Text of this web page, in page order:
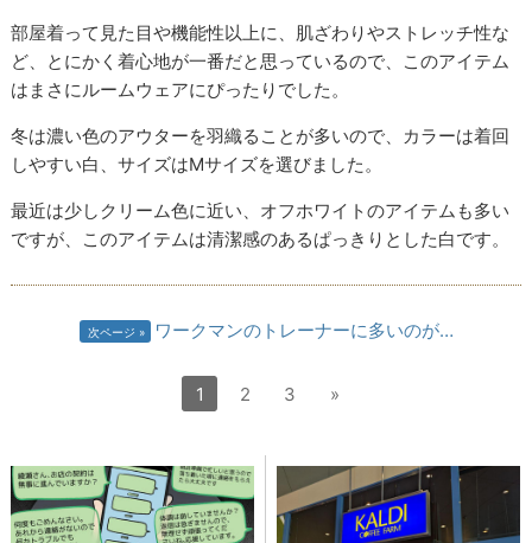
部屋着って見た目や機能性以上に、肌ざわりやストレッチ性な
ど、とにかく着心地が一番だと思っているので、このアイテム
はまさにルームウェアにぴったりでした。
冬は濃い色のアウターを羽織ることが多いので、カラーは着回
しやすい白、サイズはMサイズを選びました。
最近は少しクリーム色に近い、オフホワイトのアイテムも多い
ですが、このアイテムは清潔感のあるぱっきりとした白です。
次ページ ワークマンのトレーナーに多いのが…
1 2 3 »